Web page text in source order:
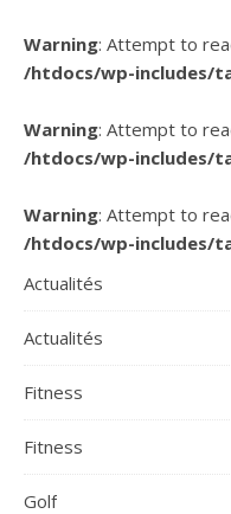
Warning: Attempt to
/htdocs/wp-includes/
Warning: Attempt to
/htdocs/wp-includes/
Warning: Attempt to
/htdocs/wp-includes/
Actualités
Actualités
Fitness
Fitness
Golf